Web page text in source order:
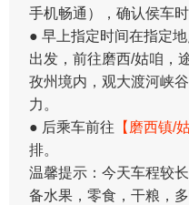
手机畅通），确认侯车时
● 早上指定时间在指定
出发，前往磨西/姑咱，
孜州境内，观大渡河峡
力。
● 后乘车前往 【磨西镇/
排。
温馨提示：今天车程较
备水果，零食，干粮，